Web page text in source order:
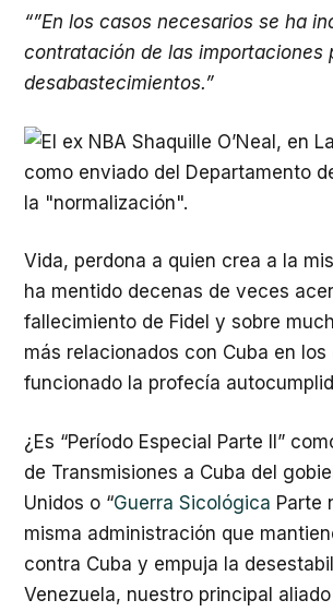
“”En los casos necesarios se ha
contratación de las importaciones
desabastecimientos.”
Vida, perdona a quien crea a la
ha mentido decenas de veces
fallecimiento de Fidel y sobre
más relacionados con Cuba en los
funcionado la profecía
¿Es “Período Especial Parte II”
de Transmisiones a Cuba del
Unidos o “Guerra Sicológica Parte
misma administración que
contra Cuba y empuja la
Venezuela, nuestro principal